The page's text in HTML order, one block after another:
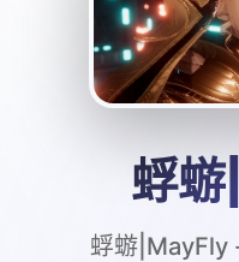
蜉
蜉蝣|MayFly